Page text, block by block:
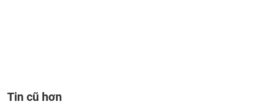
Tin cũ hơn